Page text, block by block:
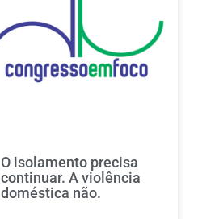
O isolamento precisa
continuar. A violência
doméstica não.